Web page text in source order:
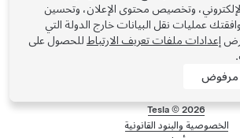
Tesla ©2026
الخصوصية والبنود القانونية
الإلكتروني، وتخصيص محتوى الإعلان، وتحسين
عمليات نقل البيانات خارج الدولة التي
إعدادات ملفات تعريف الارتباط للحصول على
مرفوض